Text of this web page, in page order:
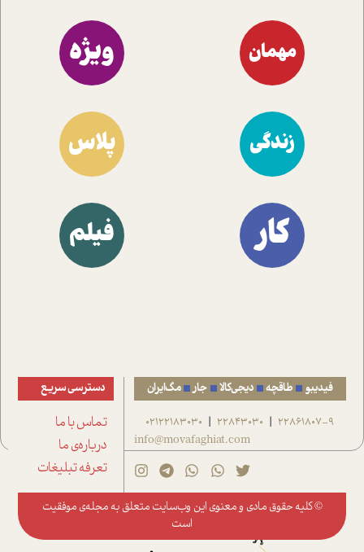
مهمان ویژه
زندگی پلاس
کار فیلم
فیدیبو طاقچه دیجی‌کالا جار مگ‌ایران
22861807-9
|
22843030
|
02122183030
info@movafaghiat.com
دسترسی سریع
تماس با ما
درباره‌ی ما
تعرفه تبلیغات
© کلیه حقوق مادی و معنوی این وب‌سایت متعلق به مجله‌ی موفقیت
است